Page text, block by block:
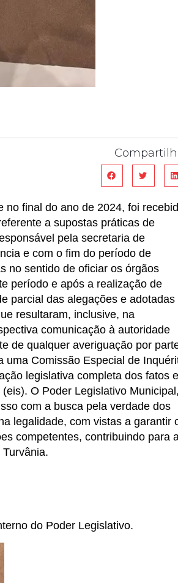
no final do ano de 2024, foi
a supostas práticas de
pela secretaria de
e com o fim do período de
no sentido de oficiar os órgãos
período e após a realização de
parcial das alegações e adotadas
resultaram, inclusive, na
comunicação à autoridade
de qualquer averiguação por
uma Comissão Especial de
legislativa completa dos fatos e
O Poder Legislativo Municipal,
com a busca pela verdade dos
legalidade, com vistas a garantir
competentes, contribuindo para
do Poder Legislativo.